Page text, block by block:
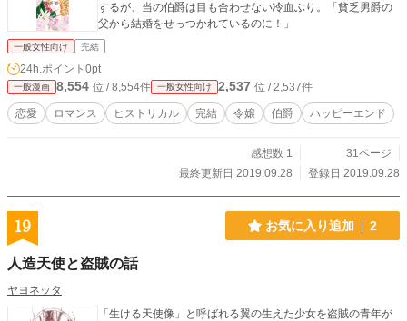
するが、当の伯爵は目も合わせない冷血ぶり。「貧乏男爵の
父から結婚をせっつかれているのに！」
一般女性向け 完結
24h.ポイント 0pt
一般漫画 8,554 位 / 8,554件 一般女性向け 2,537 位 / 2,537件
恋愛 ロマンス ヒストリカル 完結 令嬢 伯爵 ハッピーエンド
感想数 1
31ページ
最終更新日 2019.09.28
登録日 2019.09.28
19 お気に入り追加 2
人造天使と盗賊の話
ヤヨネッタ
「生ける天使像」と呼ばれる翼の生えた少女を盗賊の青年が